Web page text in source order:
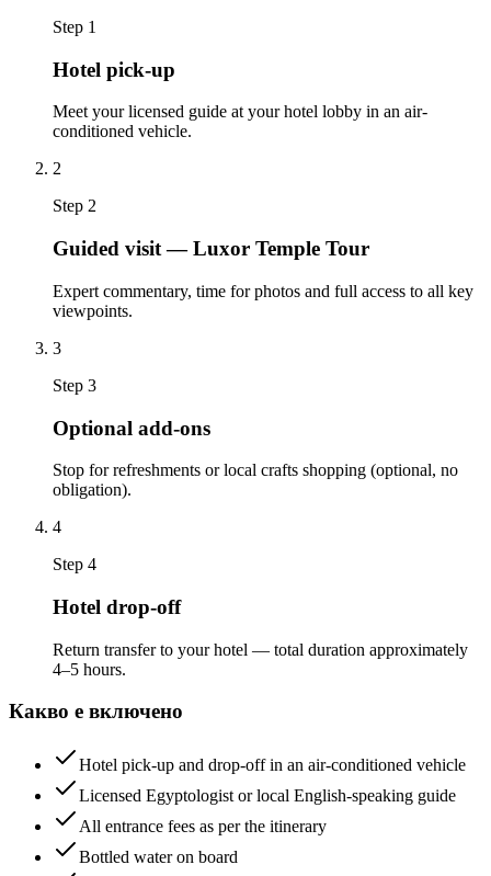
Step 1
Hotel pick-up
Meet your licensed guide at your hotel lobby in an air-
conditioned vehicle.
2
Step 2
Guided visit — Luxor Temple Tour
Expert commentary, time for photos and full access to all key
viewpoints.
3
Step 3
Optional add-ons
Stop for refreshments or local crafts shopping (optional, no
obligation).
4
Step 4
Hotel drop-off
Return transfer to your hotel — total duration approximately
4–5 hours.
Какво е включено
Hotel pick-up and drop-off in an air-conditioned vehicle
Licensed Egyptologist or local English-speaking guide
All entrance fees as per the itinerary
Bottled water on board